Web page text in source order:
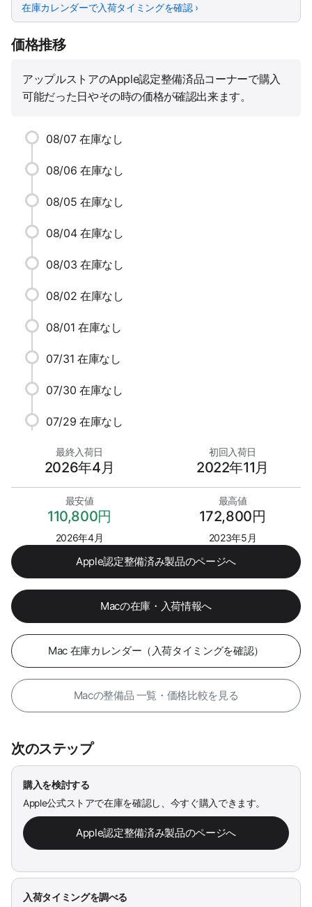
在庫カレンダーで入荷タイミングを確認 ›
価格推移
アップルストアのApple認定整備済品コーナーで購入
可能だった日やその時の価格が確認出来ます。
08/07 在庫なし
08/06 在庫なし
08/05 在庫なし
08/04 在庫なし
08/03 在庫なし
08/02 在庫なし
08/01 在庫なし
07/31 在庫なし
07/30 在庫なし
07/29 在庫なし
最終入荷日
2026年4月
初回入荷日
2022年11月
最安値
110,800円
2026年4月
最高値
172,800円
2023年5月
Apple認定整備済み製品のページへ
Macの在庫・入荷情報へ
Mac 在庫カレンダー（入荷タイミングを確認）
Macの整備品 一覧・価格比較を見る
次のステップ
購入を検討する
Apple公式ストアで在庫を確認し、今すぐ購入できます。
Apple認定整備済み製品のページへ
入荷タイミングを調べる